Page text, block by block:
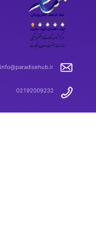
info@paradisehub.ir
02192009232